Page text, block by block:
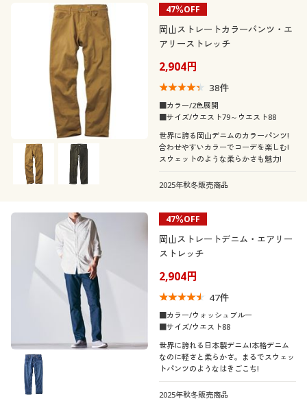
47％OFF
岡山ストレートカラーパンツ・エ
アリーストレッチ
2,904円
38件
■カラー/2色展開
■サイズ/ウエスト79～ウエスト88
世界に誇る岡山デニムのカラーパンツ!
合わせやすいカラーでコーデを楽しむ!
スウェットのような柔らかさも魅力!
2025年秋冬販売商品
47％OFF
岡山ストレートデニム・エアリー
ストレッチ
2,904円
47件
■カラー/ウォッシュブルー
■サイズ/ウエスト88
世界に誇れる日本製デニム!本格デニム
なのに軽さと柔らかさ。まるでスウェッ
トパンツのようなはきごこち!
2025年秋冬販売商品